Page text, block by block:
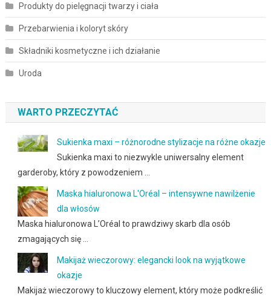
Produkty do pielęgnacji twarzy i ciała
Przebarwienia i koloryt skóry
Składniki kosmetyczne i ich działanie
Uroda
WARTO PRZECZYTAĆ
Sukienka maxi – różnorodne stylizacje na różne okazje
Sukienka maxi to niezwykle uniwersalny element
garderoby, który z powodzeniem …
Maska hialuronowa L'Oréal – intensywne nawilżenie
dla włosów
Maska hialuronowa L’Oréal to prawdziwy skarb dla osób
zmagających się …
Makijaż wieczorowy: elegancki look na wyjątkowe
okazje
Makijaż wieczorowy to kluczowy element, który może podkreślić